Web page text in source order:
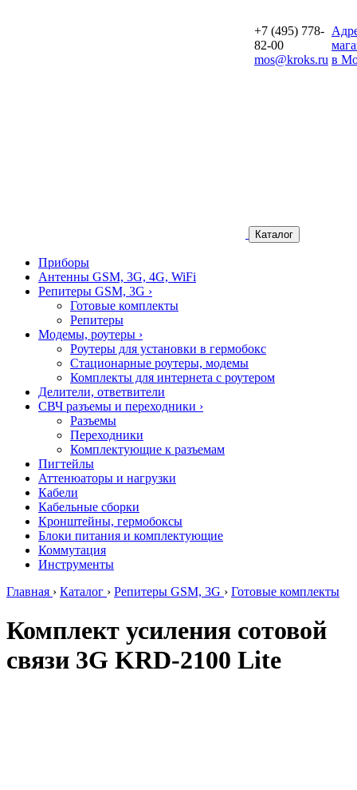
+7 (495) 778-
82-00
mos@kroks.ru в
Каталог
Приборы
Антенны GSM, 3G, 4G, WiFi
Репитеры GSM, 3G ›
Готовые комплекты
Репитеры
Модемы, роутеры ›
Роутеры для установки в гермобокс
Стационарные роутеры, модемы
Комплекты для интернета с роутером
Делители, ответвители
СВЧ разъемы и переходники ›
Разъемы
Переходники
Комплектующие к разъемам
Пигтейлы
Аттенюаторы и нагрузки
Кабели
Кабельные сборки
Кронштейны, гермобоксы
Блоки питания и комплектующие
Коммутация
Инструменты
Главная › Каталог › Репитеры GSM, 3G › Готовые комплекты
Комплект усиления сотовой
связи 3G KRD-2100 Lite